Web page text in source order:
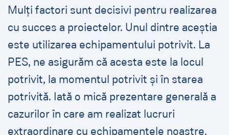
Mulți factori sunt decisivi pentru realizarea
cu succes a proiectelor. Unul dintre aceștia
este utilizarea echipamentului potrivit. La
PES, ne asigurăm că acesta este la locul
potrivit, la momentul potrivit și în starea
potrivită. Iată o mică prezentare generală a
cazurilor în care am realizat lucruri
extraordinare cu echipamentele noastre.